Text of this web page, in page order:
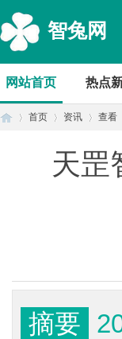
智兔网
网站首页 热点
首页 资讯 查看
天罡
摘要